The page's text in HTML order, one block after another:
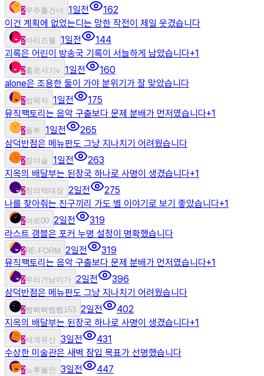
2우주를건너 1일전
162
이건 계획에 없었는디는 망한 작전이 제일 웃겼습니다
2아리즈웰 1일전
144
괴록은 어린이 방송국 기록이 서늘하게 남았습니다+1
2홀로서기v 1일전
160
alone은 조용한 둘이 가야 분위기가 잘 맞았습니다
2밥묵자 1일전
175
뮤직팩토리는 음악 구출보다 문제 분배가 먼저였습니다+1
2플투 1일전
265
삼덕반점은 메뉴판도 그냥 지나치기 어려웠습니다
2참이슬 1일전
263
지옥의 배달부는 된장국 하나로 사명이 생겼습니다+1
2창의력대장 2일전
275
나를 찾아줘는 친구끼리 가도 별 이야기로 보기 좋았습니다+1
2야르00 2일전
319
라스트 갬블은 포커 누명 설정이 명확했습니다
2RE-FORM 2일전
319
뮤직팩토리는 음악 구출보다 문제 분배가 먼저였습니다+1
2우리가남이가 2일전
396
삼덕반점은 메뉴판도 그냥 지나치기 어려웠습니다
2삡삐삐삡삡153 2일전
402
지옥의 배달부는 된장국 하나로 사명이 생겼습니다+1
2세계유산 3일전
431
수상한 미술관은 새벽 잠입 목표가 선명했습니다
2노후불안 3일전
447